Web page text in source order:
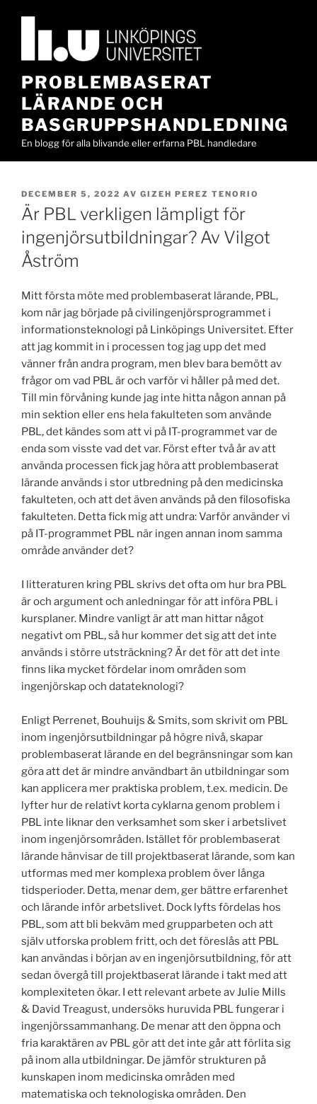
PROBLEMBASERAT
LÄRANDE OCH
BASGRUPPSHANDLEDNING
En blogg för alla blivande eller erfarna PBL handledare
PUBLICERAT
DECEMBER 5, 2022 AV GIZEH PEREZ TENORIO
Är PBL verkligen lämpligt för
ingenjörsutbildningar? Av Vilgot
Åström
Mitt första möte med problembaserat lärande, PBL,
kom när jag började på civilingenjörsprogrammet i
informationsteknologi på Linköpings Universitet. Efter
att jag kommit in i processen tog jag upp det med
vänner från andra program, men blev bara bemött av
frågor om vad PBL är och varför vi håller på med det.
Till min förvåning kunde jag inte hitta någon annan på
min sektion eller ens hela fakulteten som använde
PBL, det kändes som att vi på IT-programmet var de
enda som visste vad det var. Först efter två år av att
använda processen fick jag höra att problembaserat
lärande används i stor utbredning på den medicinska
fakulteten, och att det även används på den filosofiska
fakulteten. Detta fick mig att undra: Varför använder vi
på IT-programmet PBL när ingen annan inom samma
område använder det?
I litteraturen kring PBL skrivs det ofta om hur bra PBL
är och argument och anledningar för att införa PBL i
kursplaner. Mindre vanligt är att man hittar något
negativt om PBL, så hur kommer det sig att det inte
används i större utsträckning? Är det för att det inte
finns lika mycket fördelar inom områden som
ingenjörskap och datateknologi?
Enligt Perrenet, Bouhuijs & Smits, som skrivit om PBL
inom ingenjörsutbildningar på högre nivå, skapar
problembaserat lärande en del begränsningar som kan
göra att det är mindre användbart än utbildningar som
kan applicera mer praktiska problem, t.ex. medicin. De
lyfter hur de relativt korta cyklarna genom problem i
PBL inte liknar den verksamhet som sker i arbetslivet
inom ingenjörsområden. Istället för problembaserat
lärande hänvisar de till projektbaserat lärande, som kan
utformas med mer komplexa problem över långa
tidsperioder. Detta, menar dem, ger bättre erfarenhet
och lärande inför arbetslivet. Dock lyfts fördelas hos
PBL, som att bli bekväm med grupparbeten och att
själv utforska problem fritt, och det föreslås att PBL
kan användas i början av en ingenjörsutbildning, för att
sedan övergå till projektbaserat lärande i takt med att
komplexiteten ökar. I ett relevant arbete av Julie Mills
& David Treagust, undersöks huruvida PBL fungerar i
ingenjörssammanhang. De menar att den öppna och
fria karaktären av PBL gör att det inte går att förlita sig
på inom alla utbildningar. De jämför strukturen på
kunskapen inom medicinska områden med
matematiska och teknologiska områden. Den